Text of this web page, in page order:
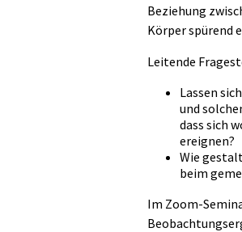
Beziehung
Körper spürend
Leitende
Lassen
und
dass sich
ereignen?
Wie
beim
Im Zoom-